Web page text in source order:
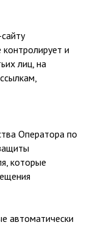
и
лиц, на
Оператора по
которые
автоматически